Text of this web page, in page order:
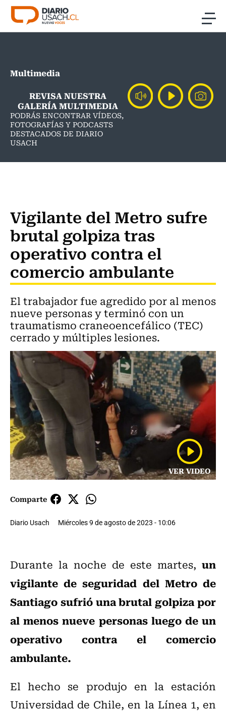
Click acá para ir directamente al contenido
Investigación
Cultura
Programas Radio y TV Usach
Multimedia
REVISA NUESTRA
GALERÍA MULTIMEDIA
PODRÁS ENCONTRAR VÍDEOS,
FOTOGRAFÍAS Y PODCASTS
DESTACADOS DE DIARIO
USACH
Vigilante del Metro sufre
brutal golpiza tras
operativo contra el
comercio ambulante
El trabajador fue agredido por al menos
nueve personas y terminó con un
traumatismo craneoencefálico (TEC)
cerrado y múltiples lesiones.
VER VIDEO
Comparte
Diario Usach Miércoles 9 de agosto de 2023 - 10:06
Durante la noche de este martes, un
vigilante de seguridad del Metro de
Santiago sufrió una brutal golpiza por
al menos nueve personas luego de un
operativo contra el comercio
ambulante.
El hecho se produjo en la estación
Universidad de Chile, en la Línea 1, en